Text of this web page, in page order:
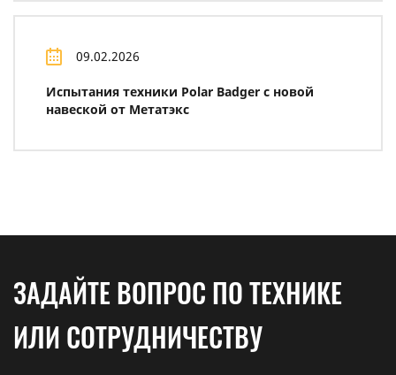
09.02.2026
Испытания техники Polar Badger с новой
навеской от Метатэкс
ЗАДАЙТЕ ВОПРОС ПО ТЕХНИКЕ
ИЛИ СОТРУДНИЧЕСТВУ